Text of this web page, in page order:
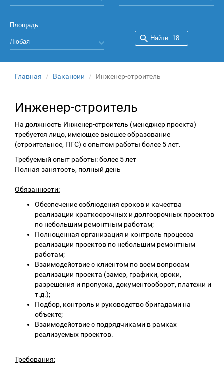
Площадь
Главная Вакансии Инженер-строитель
Инженер-строитель
На должность Инженер-строитель (менеджер проекта)
требуется лицо, имеющее высшее образование
(строительное, ПГС) с опытом работы более 5 лет.
Требуемый опыт работы: более 5 лет
Полная занятость, полный день
Обязанности:
Обеспечение соблюдения сроков и качества
реализации краткосрочных и долгосрочных проектов
по небольшим ремонтным работам;
Полноценная организация и контроль процесса
реализации проектов по небольшим ремонтным
работам;
Взаимодействие с клиентом по всем вопросам
реализации проекта (замер, графики, сроки,
разрешения и пропуска, документооборот, платежи и
т.д.);
Подбор, контроль и руководство бригадами на
объекте;
Взаимодействие с подрядчиками в рамках
реализуемых проектов.
Требования: